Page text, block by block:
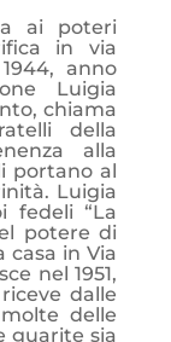
ai poteri
in via
anno
Luigia
chiama
della
alla
portano al
Luigia
fedeli “La
potere di
casa in Via
nel 1951,
dalle
delle
guarite sia